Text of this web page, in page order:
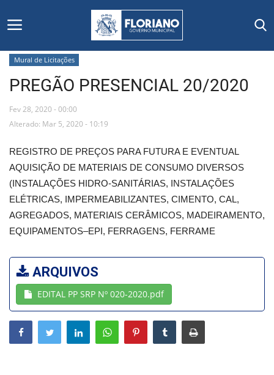
Início
Editais
Floriano
Secretarias e Órgãos
Mural de Licitações
Notícias
Vídeos
Webmail
Contato
Mural de Licitações
PREGÃO PRESENCIAL 20/2020
Fev 28, 2020 - 00:00
Alterado: Mar 5, 2020 - 10:19
REGISTRO DE PREÇOS PARA FUTURA E EVENTUAL
AQUISIÇÃO DE MATERIAIS DE CONSUMO DIVERSOS
(INSTALAÇÕES HIDRO-SANITÁRIAS, INSTALAÇÕES
ELÉTRICAS, IMPERMEABILIZANTES, CIMENTO, CAL,
AGREGADOS, MATERIAIS CERÂMICOS, MADEIRAMENTO,
EQUIPAMENTOS–EPI, FERRAGENS, FERRAME
ARQUIVOS
EDITAL PP SRP Nº 020-2020.pdf